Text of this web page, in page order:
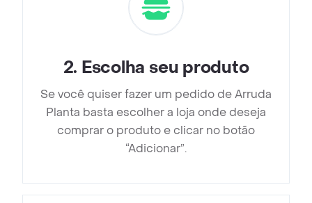
2. Escolha seu produto
Se você quiser fazer um pedido de Arruda
Planta basta escolher a loja onde deseja
comprar o produto e clicar no botão
“Adicionar”.